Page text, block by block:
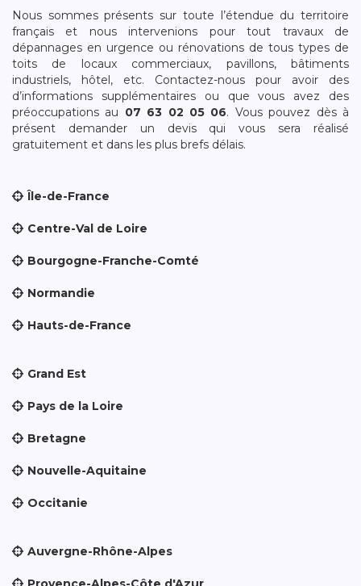
Nous sommes présents sur toute l’étendue du territoire
français et nous intervenions pour tout travaux de
dépannages en urgence ou rénovations de tous types de
toits de locaux commerciaux, pavillons, bâtiments
industriels, hôtel, etc. Contactez-nous pour avoir des
d’informations supplémentaires ou que vous avez des
préoccupations au 07 63 02 05 06. Vous pouvez dès à
présent demander un devis qui vous sera réalisé
gratuitement et dans les plus brefs délais.
Île-de-France
Centre-Val de Loire
Bourgogne-Franche-Comté
Normandie
Hauts-de-France
Grand Est
Pays de la Loire
Bretagne
Nouvelle-Aquitaine
Occitanie
Auvergne-Rhône-Alpes